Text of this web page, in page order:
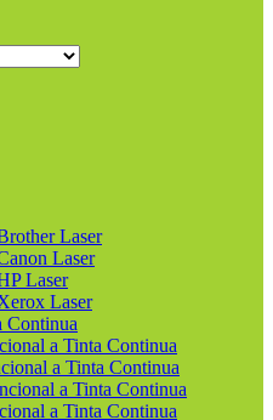
Laser
Laser
Laser
Laser
Continua
a Tinta Continua
a Tinta Continua
a Tinta Continua
a Tinta Continua